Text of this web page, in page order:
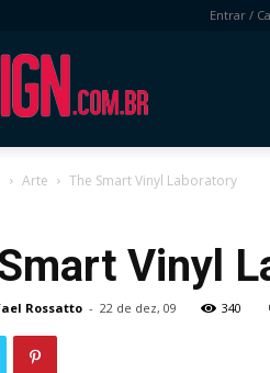
Entrar /
Arte The Smart Vinyl Laboratory
Vinyl
Rossatto - 22 de dez, 09 340